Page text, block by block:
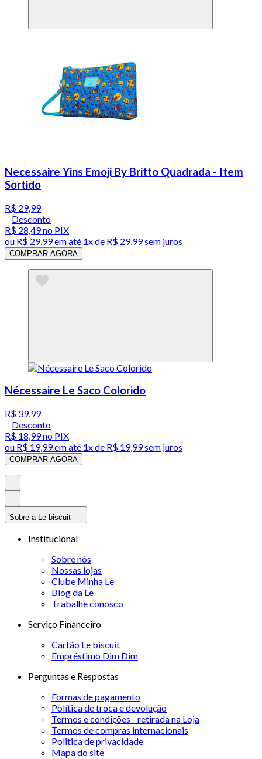
Necessaire Yins Emoji By Britto Quadrada - Item
Sortido
R$ 29,99
Desconto
R$ 28,49no PIX
ou R$ 29,99em até 1x de R$ 29,99sem juros
COMPRAR AGORA
Nécessaire Le Saco Colorido
R$ 39,99
Desconto
R$ 18,99no PIX
ou R$ 19,99em até 1x de R$ 19,99sem juros
COMPRAR AGORA
Sobre a Le biscuit
Institucional
Sobre nós
Nossas lojas
Clube Minha Le
Blog da Le
Trabalhe conosco
Serviço Financeiro
Cartão Le biscuit
Empréstimo Dim Dim
Perguntas e Respostas
Formas de pagamento
Política de troca e devolução
Termos e condições - retirada na Loja
Termos de compras internacionais
Politica de privacidade
Mapa do site